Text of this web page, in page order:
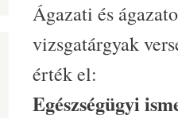
Ágazati és
vizsgatárgyak
érték el:
Egészségügyi